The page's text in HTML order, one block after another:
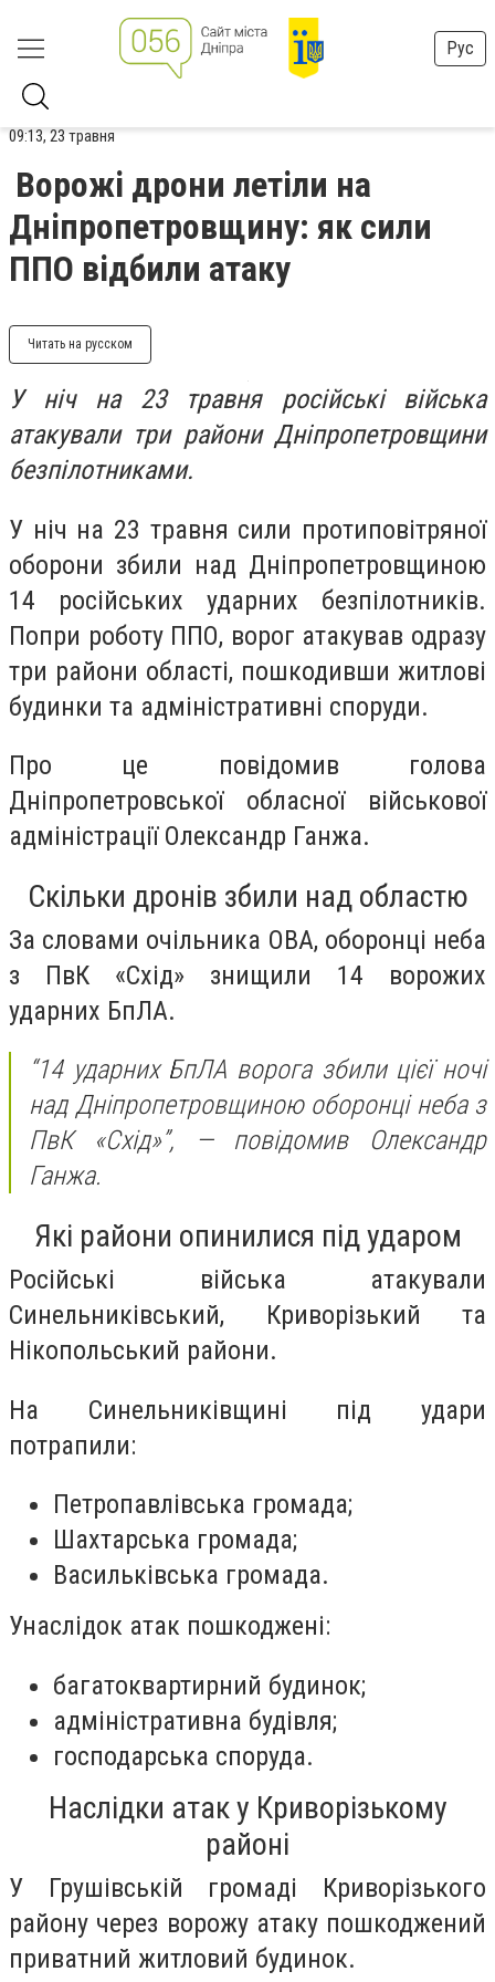
Рус
09:13, 23 травня
Ворожі дрони летіли на
Дніпропетровщину: як сили
ППО відбили атаку
Читать на русском
У ніч на 23 травня російські війська
атакували три райони Дніпропетровщини
безпілотниками.
У ніч на 23 травня сили протиповітряної
оборони збили над Дніпропетровщиною
14 російських ударних безпілотників.
Попри роботу ППО, ворог атакував одразу
три райони області, пошкодивши житлові
будинки та адміністративні споруди.
Про це повідомив голова
Дніпропетровської обласної військової
адміністрації Олександр Ганжа.
Скільки дронів збили над областю
За словами очільника ОВА, оборонці неба
з ПвК «Схід» знищили 14 ворожих
ударних БпЛА.
“14 ударних БпЛА ворога збили цієї ночі
над Дніпропетровщиною оборонці неба з
ПвК «Схід»”, — повідомив Олександр
Ганжа.
Які райони опинилися під ударом
Російські війська атакували
Синельниківський, Криворізький та
Нікопольський райони.
На Синельниківщині під удари
потрапили:
Петропавлівська громада;
Шахтарська громада;
Васильківська громада.
Унаслідок атак пошкоджені:
багатоквартирний будинок;
адміністративна будівля;
господарська споруда.
Наслідки атак у Криворізькому
районі
У Грушівській громаді Криворізького
району через ворожу атаку пошкоджений
приватний житловий будинок.